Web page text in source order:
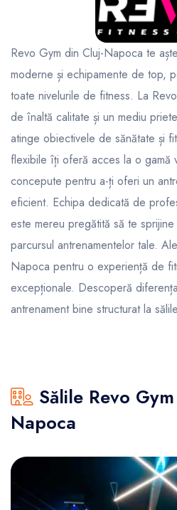
Revo Gym din Cluj-Napoca te
moderne și echipamente de top,
toate nivelurile de fitness. La
de înaltă calitate și un mediu
atinge obiectivele de sănătate și
flexibile îți oferă acces la o gamă
concepute pentru a-ți oferi un
eficient. Echipa dedicată de
este mereu pregătită să te
parcursul antrenamentelor tale.
Napoca pentru o experiență de
excepționale. Descoperă
antrenament bine structurat la
Sălile Revo
Napoca